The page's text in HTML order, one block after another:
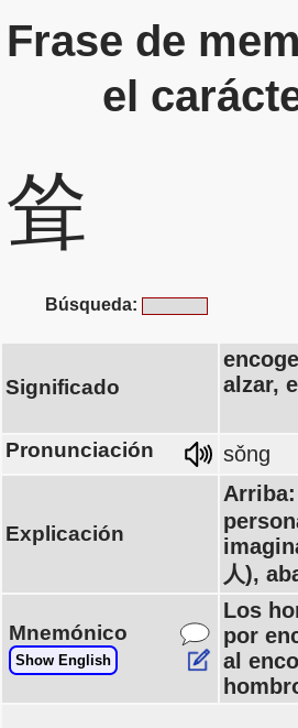
Frase de
el
耸
Búsqueda:
Significado
alzar,
Pronunciación sǒng
Explicación
人),
Mnemónico
Show English
Los
por
al